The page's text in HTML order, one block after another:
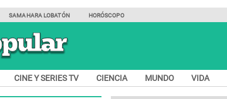
SAMAHARA LOBATÓN HORÓSCOPO
CINE Y SERIES TV CIENCIA MUNDO VIDA